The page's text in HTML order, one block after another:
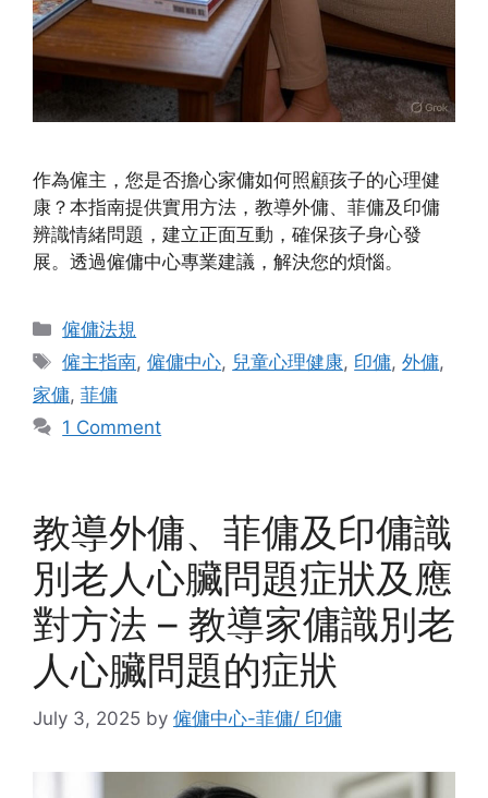
作為僱主，您是否擔心家傭如何照顧孩子的心理健
康？本指南提供實用方法，教導外傭、菲傭及印傭
辨識情緒問題，建立正面互動，確保孩子身心發
展。透過僱傭中心專業建議，解決您的煩惱。
Categories
僱傭法規
Tags
僱主指南,僱傭中心, 兒童心理健康, 印傭,外傭,
家傭, 菲傭
1 Comment
教導外傭、菲傭及印傭識
別老人心臟問題症狀及應
對方法 – 教導家傭識別老
人心臟問題的症狀
July 3, 2025 by 僱傭中心-菲傭/ 印傭